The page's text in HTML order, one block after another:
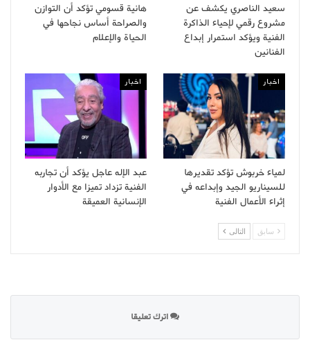
سعيد الناصري يكشف عن
مشروع رقمي لإحياء الذاكرة
الفنية ويؤكد استمرار إبداع
الفنانين
هانية قسومي تؤكد أن التوازن
والصراحة أساس نجاحها في
الحياة والإعلام
اخبار
لمياء خربوش تؤكد تقديرها
للسيناريو الجيد وإبداعه في
إثراء الأعمال الفنية
اخبار
عبد الإله عاجل يؤكد أن تجاربه
الفنية تزداد تميزا مع الأدوار
الإنسانية العميقة
سابق التالى
اترك تعليقا